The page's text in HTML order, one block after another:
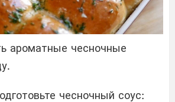
ароматные чесночные
чесночный соус: